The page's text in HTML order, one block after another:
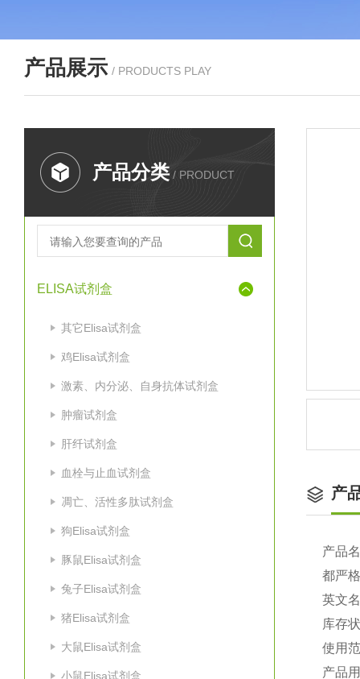
产品展示 / PRODUCTS PLAY
产品分类 / PRODUCT
ELISA试剂盒
其它Elisa试剂盒
鸡Elisa试剂盒
激素、内分泌、自身抗体试剂盒
肿瘤试剂盒
肝纤试剂盒
血栓与止血试剂盒
凋亡、活性多肽试剂盒
狗Elisa试剂盒
豚鼠Elisa试剂盒
兔子Elisa试剂盒
猪Elisa试剂盒
大鼠Elisa试剂盒
小鼠Elisa试剂盒
产
产品
都严
英文
库存
使用
产品